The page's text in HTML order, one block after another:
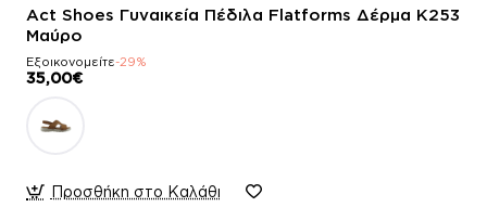
Act Shoes Γυναικεία Πέδιλα Flatforms Δέρμα K253
Μαύρο
Εξοικονομείτε-29%
35,00€
Προσθήκη στο Καλάθι